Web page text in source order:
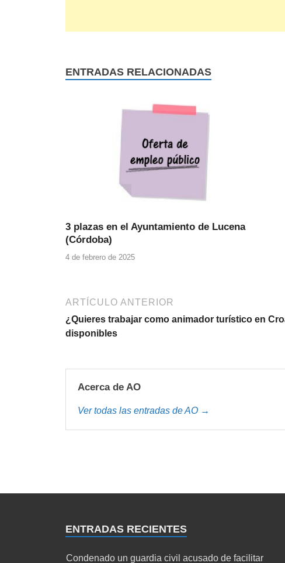
ENTRADAS RELACIONADAS
3 plazas en el Ayuntamiento de Lucena
(Córdoba)
4 de febrero de 2025
ARTÍCULO ANTERIOR
¿Quieres trabajar como animador turístico en
disponibles
Acerca de AO
Ver todas las entradas de AO →
ENTRADAS RECIENTES
Condenado un guardia civil acusado de facilitar